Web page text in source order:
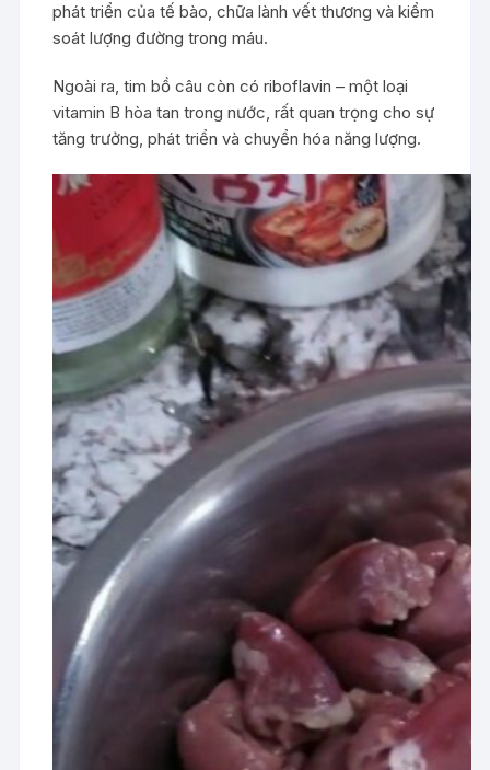
phát triển của tế bào, chữa lành vết thương và kiểm
soát lượng đường trong máu.
Ngoài ra, tim bồ câu còn có riboflavin – một loại
vitamin B hòa tan trong nước, rất quan trọng cho sự
tăng trưởng, phát triển và chuyển hóa năng lượng.